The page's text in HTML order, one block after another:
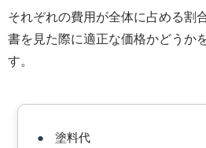
それぞれの費用が全体に占める割
書を見た際に適正な価格かどうか
す。
● 塗料代